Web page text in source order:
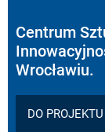
Centrum
Wrocławiu.
DO PROJEKTU